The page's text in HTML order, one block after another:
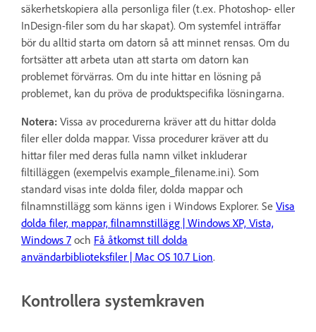
säkerhetskopiera alla personliga filer (t.ex. Photoshop- eller
InDesign-filer som du har skapat). Om systemfel inträffar
bör du alltid starta om datorn så att minnet rensas. Om du
fortsätter att arbeta utan att starta om datorn kan
problemet förvärras. Om du inte hittar en lösning på
problemet, kan du pröva de produktspecifika lösningarna.
Notera: Vissa av procedurerna kräver att du hittar dolda
filer eller dolda mappar. Vissa procedurer kräver att du
hittar filer med deras fulla namn vilket inkluderar
filtilläggen (exempelvis example_filename.ini). Som
standard visas inte dolda filer, dolda mappar och
filnamnstillägg som känns igen i Windows Explorer. Se Visa
dolda filer, mappar, filnamnstillägg | Windows XP, Vista,
Windows 7 och Få åtkomst till dolda
användarbiblioteksfiler | Mac OS 10.7 Lion.
Kontrollera systemkraven